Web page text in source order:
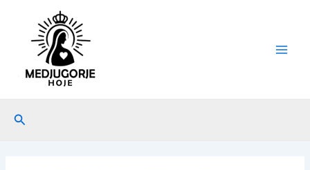
conteúdo
Pesquisar
navigation